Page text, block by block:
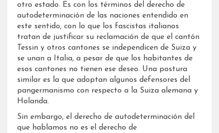
otro estado. Es con los términos del derecho de
autodeterminación de las naciones entendido en
este sentido, con lo que los fascistas italianos
tratan de justificar su reclamación de que el cantón
Tessin y otros cantones se independicen de Suiza y
se unan a Italia, a pesar de que los habitantes de
esos cantones no tienen ese deseo. Una postura
similar es la que adoptan algunos defensores del
pangermanismo con respecto a la Suiza alemana y
Holanda.
Sin embargo, el derecho de autodeterminación del
que hablamos no es el derecho de